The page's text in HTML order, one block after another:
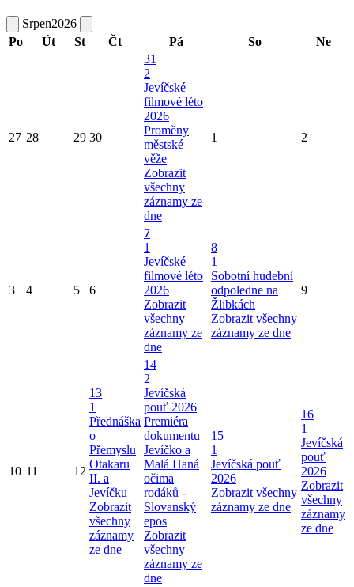
Srpen2026
Po
Út St Čt Pá So Ne
27 28 29 30
31
2
Jevíčské
filmové léto
2026
Proměny
městské
věže
Zobrazit
všechny
záznamy ze
dne
1 2
3 4 5 6
7
1
Jevíčské
filmové léto
2026
Zobrazit
všechny
záznamy ze
dne
8
1
Sobotní hudební
odpoledne na
Žlibkách
Zobrazit všechny
záznamy ze dne
9
10 11 12
13
1
Přednáška
o
Přemyslu
Otakaru
II. a
Jevíčku
Zobrazit
všechny
záznamy
ze dne
14
2
Jevíčská
pouť 2026
Premiéra
dokumentu
Jevíčko a
Malá Haná
očima
rodáků -
Slovanský
epos
Zobrazit
všechny
záznamy ze
dne
15
1
Jevíčská pouť
2026
Zobrazit všechny
záznamy ze dne
16
1
Jevíčská
pouť
2026
Zobrazit
všechny
záznamy
ze dne